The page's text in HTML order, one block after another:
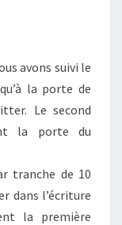
avons suivi le
la porte de
Le second
la porte du
tranche de 10
dans l’écriture
la première